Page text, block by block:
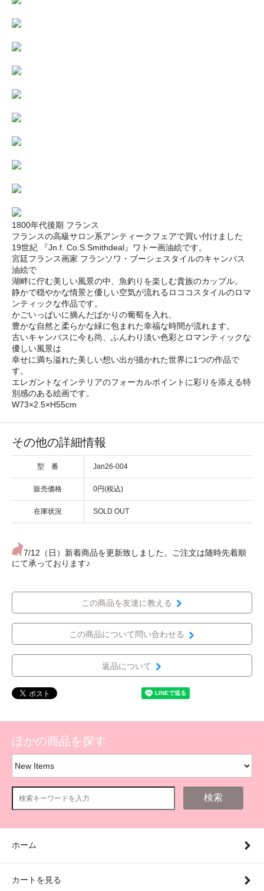
1800年代後期 フランス
フランスの高級サロン系アンティークフェアで買い付けました
19世紀 『Jn.f. Co.S.Smithdeal』ワトー画油絵です。
宮廷フランス画家 フランソワ・ブーシェスタイルのキャンバス
油絵で
湖畔に佇む美しい風景の中、魚釣りを楽しむ貴族のカップル。
静かで穏やかな情景と優しい空気が流れるロココスタイルのロマ
ンティックな作品です。
かごいっぱいに摘んだばかりの葡萄を入れ、
豊かな自然と柔らかな緑に包まれた幸福な時間が流れます。
古いキャンバスに今も尚、ふんわり淡い色彩とロマンティックな
優しい風景は
幸せに満ち溢れた美しい想い出が描かれた世界に1つの作品で
す。
エレガントなインテリアのフォーカルポイントに彩りを添える特
別感のある絵画です。
W73×2.5×H55cm
その他の詳細情報
型 番 Jan26-004
販売価格 0円(税込)
在庫状況 SOLD OUT
7/12（日）新着商品を更新致しました。ご注文は随時先着順
にて承っております♪
この商品を友達に教える
この商品について問い合わせる
返品について
ほかの商品を探す
検索
ホーム
カートを見る